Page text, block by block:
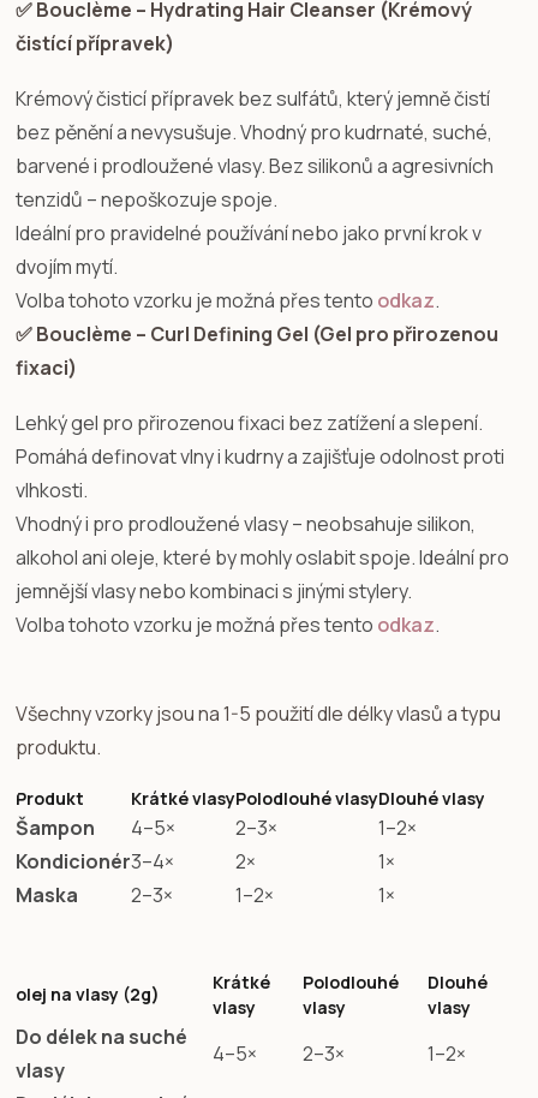
✅ Bouclème – Hydrating Hair Cleanser (Krémový
čistící přípravek)
Krémový čisticí přípravek bez sulfátů, který jemně čistí
bez pěnění a nevysušuje. Vhodný pro kudrnaté, suché,
barvené i prodloužené vlasy. Bez silikonů a agresivních
tenzidů – nepoškozuje spoje.
Ideální pro pravidelné používání nebo jako první krok v
dvojím mytí.
Volba tohoto vzorku je možná přes tento odkaz.
✅ Bouclème – Curl Defining Gel (Gel pro přirozenou
fixaci)
Lehký gel pro přirozenou fixaci bez zatížení a slepení.
Pomáhá definovat vlny i kudrny a zajišťuje odolnost proti
vlhkosti.
Vhodný i pro prodloužené vlasy – neobsahuje silikon,
alkohol ani oleje, které by mohly oslabit spoje. Ideální pro
jemnější vlasy nebo kombinaci s jinými stylery.
Volba tohoto vzorku je možná přes tento odkaz.
Všechny vzorky jsou na 1-5 použití dle délky vlasů a typu
produktu.
Produkt Krátké vlasyPolodlouhé vlasyDlouhé vlasy
Šampon 4–5× 2–3×
1–2×
Kondicionér3–4× 2×
1×
Maska
2–3× 1–2× 1×
olej na vlasy (2g)
Krátké
vlasy
Polodlouhé
vlasy
Dlouhé
vlasy
Do délek na suché
vlasy
4–5× 2–3×
1–2×